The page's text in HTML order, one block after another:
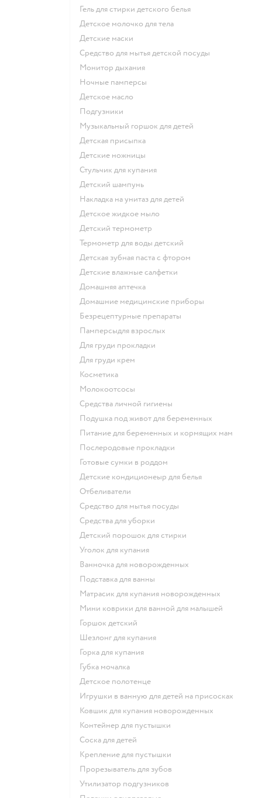
гель для стирки детского белья
детское молочко для тела
детские маски
средство для мытья детской посуды
монитор дыхания
ночные памперсы
детское масло
подгузники
музыкальный горшок для детей
детская присыпка
детские ножницы
стульчик для купания
детский шампунь
накладка на унитаз для детей
детское жидкое мыло
детский термометр
термометр для воды детский
детская зубная паста с фтором
детские влажные салфетки
домашняя аптечка
домашние медицинские приборы
безрецептурные препараты
памперсыдля взрослых
для груди прокладки
для груди крем
косметика
Молокоотсосы
средства личной гигиены
подушка под живот для беременных
питание для беременных и кормящих мам
послеродовые прокладки
готовые сумки в роддом
детские кондиционеыр для белья
отбеливатели
средство для мытья посуды
средства для уборки
детский порошок для стирки
уголок для купания
ванночка для новорожденных
подставка для ванны
матрасик для купания новорожденных
мини коврики для ванной для малышей
горшок детский
шезлонг для купания
горка для купания
губка мочалка
детское полотенце
игрушки в ванную для детей на присосках
ковшик для купания новорожденных
контейнер для пустышки
соска для детей
крепление для пустышки
прорезыватель для зубов
утилизатор подгузников